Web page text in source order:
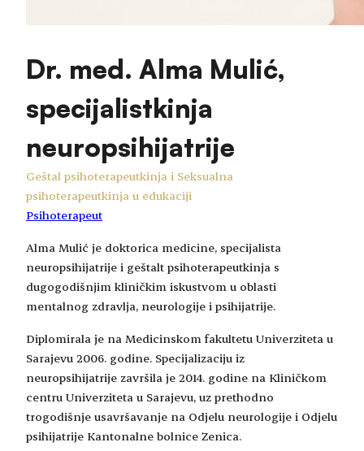
Dr. med. Alma Mulić,
specijalistkinja
neuropsihijatrije
Geštal psihoterapeutkinja i Seksualna
psihoterapeutkinja u edukaciji
Psihoterapeut
Alma Mulić je doktorica medicine, specijalista
neuropsihijatrije i geštalt psihoterapeutkinja s
dugogodišnjim kliničkim iskustvom u oblasti
mentalnog zdravlja, neurologije i psihijatrije.
Diplomirala je na Medicinskom fakultetu Univerziteta u
Sarajevu 2006. godine. Specijalizaciju iz
neuropsihijatrije završila je 2014. godine na Kliničkom
centru Univerziteta u Sarajevu, uz prethodno
trogodišnje usavršavanje na Odjelu neurologije i Odjelu
psihijatrije Kantonalne bolnice Zenica.